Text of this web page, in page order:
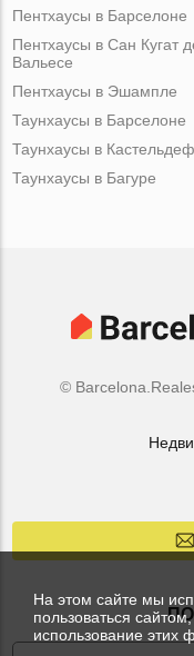
Пентхаусы в Барселоне
Пентхаусы в Сан Кугат
Вальесе
Пентхаусы в Эшампле
Таунхаусы в Барселоне
Таунхаусы в
Таунхаусы в Багуре
©
На этом сайте мы
пользоваться
использование этих